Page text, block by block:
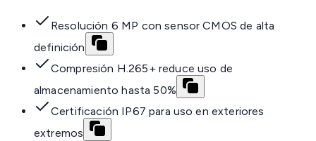
Resolución 6 MP con sensor CMOS de alta
definición
Compresión H.265+ reduce uso de
almacenamiento hasta 50%
Certificación IP67 para uso en exteriores
extremos